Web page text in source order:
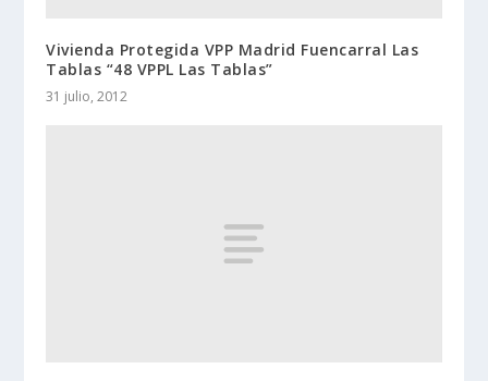
Vivienda Protegida VPP Madrid Fuencarral Las
Tablas “48 VPPL Las Tablas”
31 julio, 2012